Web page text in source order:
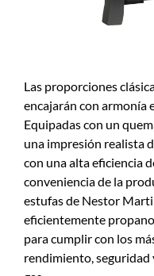
Las proporciones
encajarán con armonía
Equipadas con un
una impresión realista
con una alta eficiencia
conveniencia de la
estufas de Nestor
eficientemente
para cumplir con los
rendimiento, seguridad